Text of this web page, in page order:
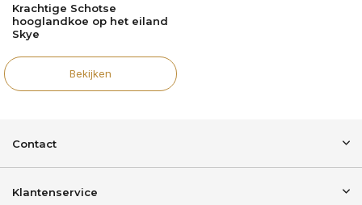
Krachtige Schotse
hooglandkoe op het eiland
Skye
Bekijken
Contact
Klantenservice